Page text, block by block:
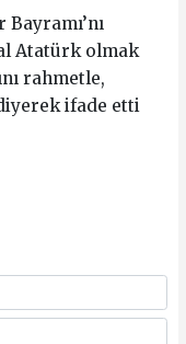
Atatürk olmak
rahmetle,
ifade etti